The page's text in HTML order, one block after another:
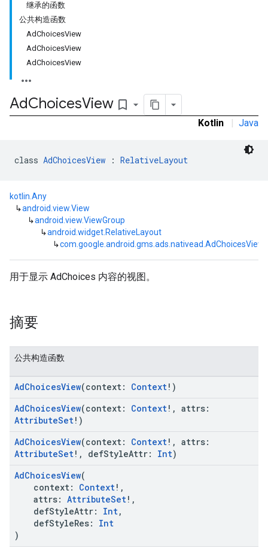
继承的函数
公共构造函数
AdChoicesView
AdChoicesView
AdChoicesView
AdChoicesView bookmark_border
Kotlin | Java
class AdChoicesView : RelativeLayout
kotlin.Any
↳android.view.View
↳android.view.ViewGroup
↳android.widget.RelativeLayout
↳com.google.android.gms.ads.nativead.AdChoicesView
用于显示 AdChoices 内容的视图。
摘要
公共构造函数
AdChoicesView(context: Context!)
AdChoicesView(context: Context!, attrs:
AttributeSet!)
AdChoicesView(context: Context!, attrs:
AttributeSet!, defStyleAttr: Int)
AdChoicesView(
context: Context!,
attrs: AttributeSet!,
defStyleAttr: Int,
defStyleRes: Int
)